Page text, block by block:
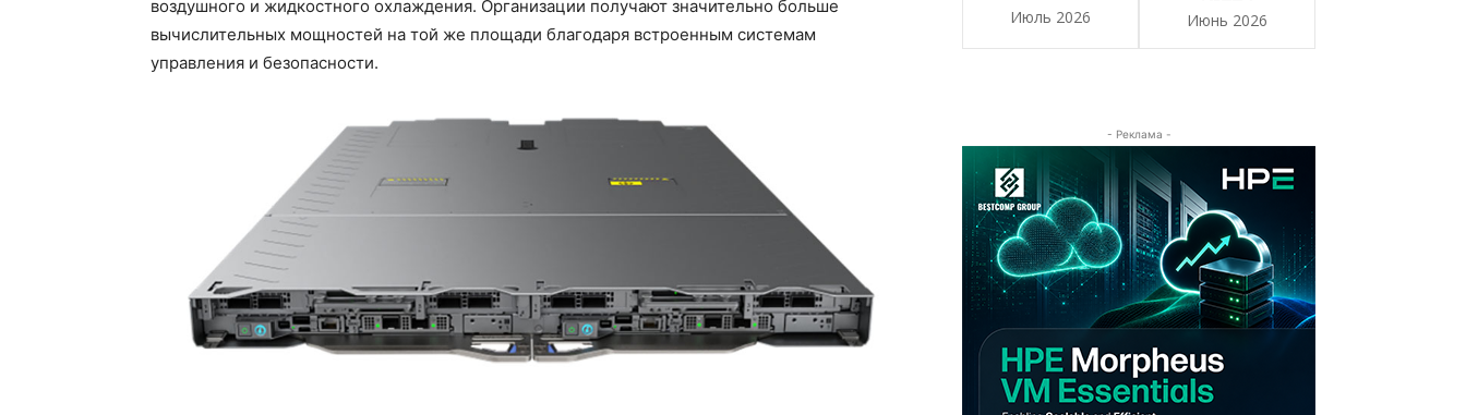
воздушного и жидкостного охлаждения. Организации получают значительно больше
вычислительных мощностей на той же площади благодаря встроенным системам
управления и безопасности.
Июль 2026 Июнь 2026
- Реклама -